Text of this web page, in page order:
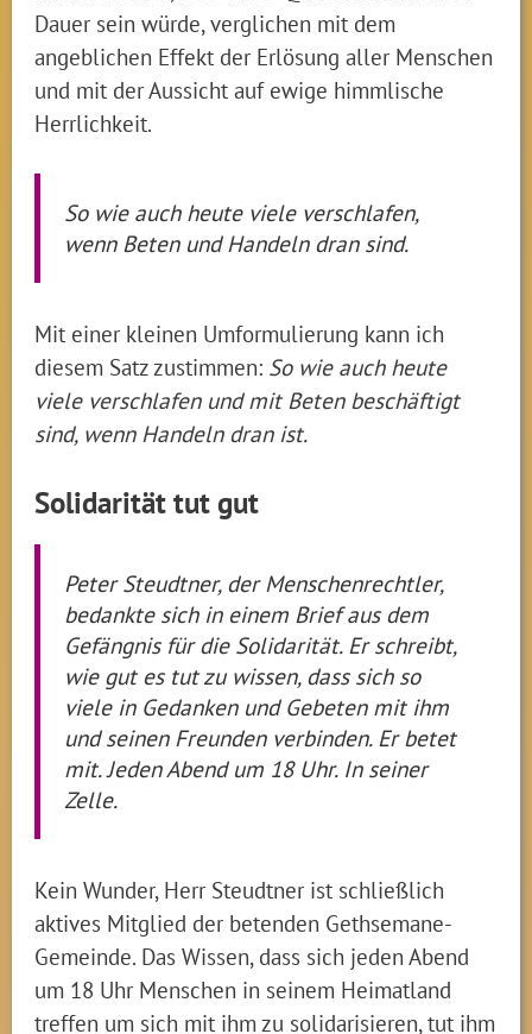
Dauer sein würde, verglichen mit dem
angeblichen Effekt der Erlösung aller Menschen
und mit der Aussicht auf ewige himmlische
Herrlichkeit.
So wie auch heute viele verschlafen,
wenn Beten und Handeln dran sind.
Mit einer kleinen Umformulierung kann ich
diesem Satz zustimmen: So wie auch heute
viele verschlafen und mit Beten beschäftigt
sind, wenn Handeln dran ist.
Solidarität tut gut
Peter Steudtner, der Menschenrechtler,
bedankte sich in einem Brief aus dem
Gefängnis für die Solidarität. Er schreibt,
wie gut es tut zu wissen, dass sich so
viele in Gedanken und Gebeten mit ihm
und seinen Freunden verbinden. Er betet
mit. Jeden Abend um 18 Uhr. In seiner
Zelle.
Kein Wunder, Herr Steudtner ist schließlich
aktives Mitglied der betenden Gethsemane-
Gemeinde. Das Wissen, dass sich jeden Abend
um 18 Uhr Menschen in seinem Heimatland
treffen um sich mit ihm zu solidarisieren, tut ihm